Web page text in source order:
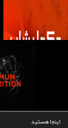
اینجا هستید